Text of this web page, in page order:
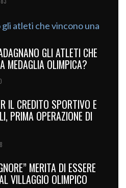
GLI ATLETI CHE
MEDAGLIA OLIMPICA?
IL CREDITO SPORTIVO E
PRIMA OPERAZIONE DI
MERITA DI ESSERE
VILLAGGIO OLIMPICO